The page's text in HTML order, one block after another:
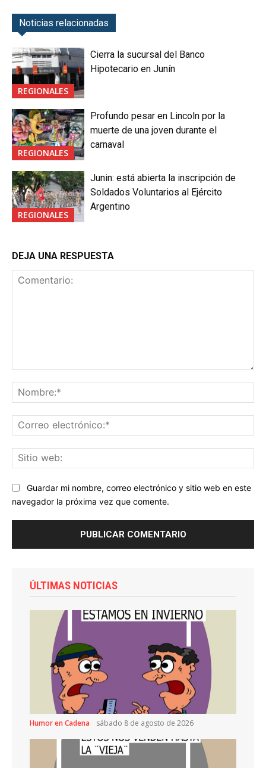
Noticias relacionadas
REGIONALES
Cierra la sucursal del Banco
Hipotecario en Junín
REGIONALES
Profundo pesar en Lincoln por la
muerte de una joven durante el
carnaval
REGIONALES
Junin: está abierta la inscripción de
Soldados Voluntarios al Ejército
Argentino
DEJA UNA RESPUESTA
Guardar mi nombre, correo electrónico y sitio web en este
navegador la próxima vez que comente.
ÚLTIMAS NOTICIAS
Humor en Cadena sábado 8 de agosto de 2026